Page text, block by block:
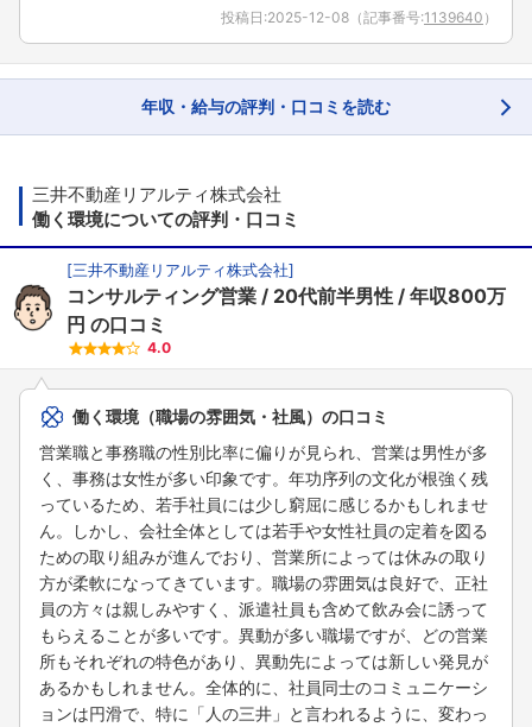
投稿日:2025-12-08 （記事番号:1139640 ）
年収・給与の評判・口コミを読む
三井不動産リアルティ株式会社
働く環境についての評判・口コミ
[三井不動産リアルティ株式会社]
コンサルティング営業 20代前半男性
年収800万
円 の口コミ
4.0
働く環境（職場の雰囲気・社風）の口コミ
営業職と事務職の性別比率に偏りが見られ、営業は男性が多
く、事務は女性が多い印象です。年功序列の文化が根強く残
っているため、若手社員には少し窮屈に感じるかもしれませ
ん。しかし、会社全体としては若手や女性社員の定着を図る
ための取り組みが進んでおり、営業所によっては休みの取り
方が柔軟になってきています。職場の雰囲気は良好で、正社
員の方々は親しみやすく、派遣社員も含めて飲み会に誘って
もらえることが多いです。異動が多い職場ですが、どの営業
所もそれぞれの特色があり、異動先によっては新しい発見が
あるかもしれません。全体的に、社員同士のコミュニケーシ
ョンは円滑で、特に「人の三井」と言われるように、変わっ